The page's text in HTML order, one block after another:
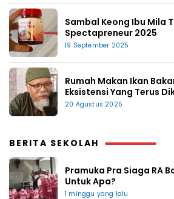
Sambal Keong Ibu Mila
Spectapreneur 2025
19 September 2025
Rumah Makan Ikan
Eksistensi Yang Terus
20 Agustus 2025
BERITA SEKOLAH
Pramuka Pra Siaga RA
Untuk Apa?
1 minggu yang lalu